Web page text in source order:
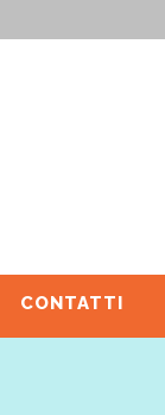
CONTATTI